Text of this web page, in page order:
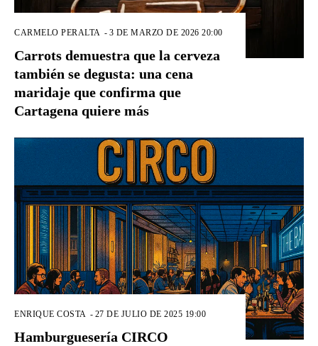
CARMELO PERALTA - 3 DE MARZO DE 2026 20:00
Carrots demuestra que la cerveza
también se degusta: una cena
maridaje que confirma que
Cartagena quiere más
ENRIQUE COSTA - 27 DE JULIO DE 2025 19:00
Hamburguesería CIRCO